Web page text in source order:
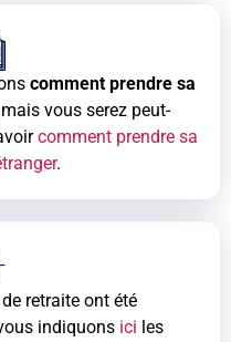
comment prendre sa
mais vous serez peut-
comment prendre sa
.
retraite ont été
indiquons ici les